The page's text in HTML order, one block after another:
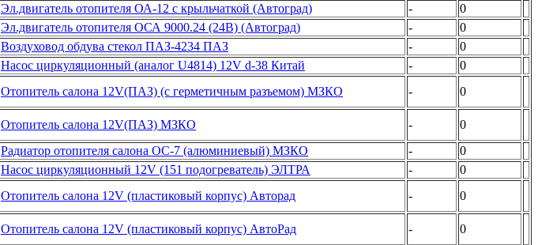
Эл.двигатель отопителя ОА-12 с крыльчаткой (Автоград) -
0
Эл.двигатель отопителя ОСА 9000.24 (24В) (Автоград) -
0
Воздуховод обдува стекол ПАЗ-4234 ПАЗ -
0
Насос циркуляционный (аналог U4814) 12V d-38 Китай -
0
Отопитель салона 12V(ПАЗ) (с герметичным разъемом) МЗКО -
0
Отопитель салона 12V(ПАЗ) МЗКО -
0
Радиатор отопителя салона ОС-7 (алюминиевый) МЗКО -
0
Насос циркуляционный 12V (151 подогреватель) ЭЛТРА -
0
Отопитель салона 12V (пластиковый корпус) Авторад -
0
Отопитель салона 12V (пластиковый корпус) АвтоРад - 0